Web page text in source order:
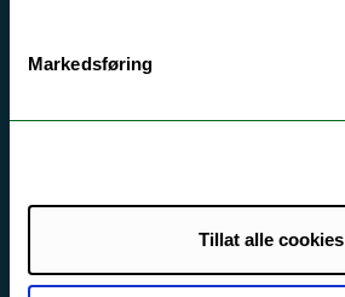
Markedsføring
Tillat alle cookies
Si ifra!
Informasjonskapsler
Tilgjengelighetserklæring